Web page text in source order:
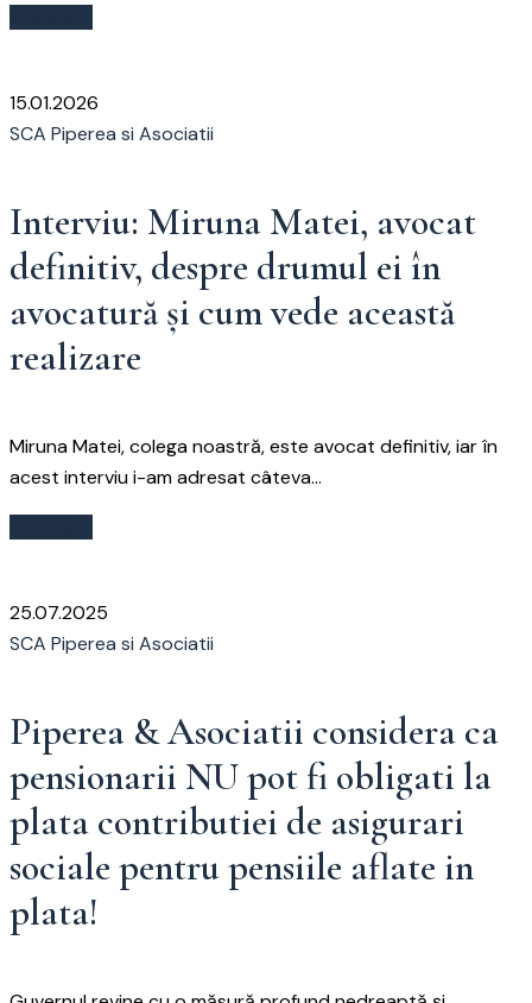
15.01.2026
SCA Piperea si Asociatii
Interviu: Miruna Matei, avocat
definitiv, despre drumul ei în
avocatură și cum vede această
realizare
Miruna Matei, colega noastră, este avocat definitiv, iar în
acest interviu i-am adresat câteva...
25.07.2025
SCA Piperea si Asociatii
Piperea & Asociatii considera ca
pensionarii NU pot fi obligati la
plata contributiei de asigurari
sociale pentru pensiile aflate in
plata!